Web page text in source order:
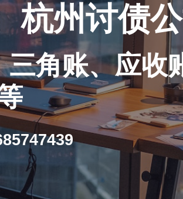
杭州讨债公
角账、应收